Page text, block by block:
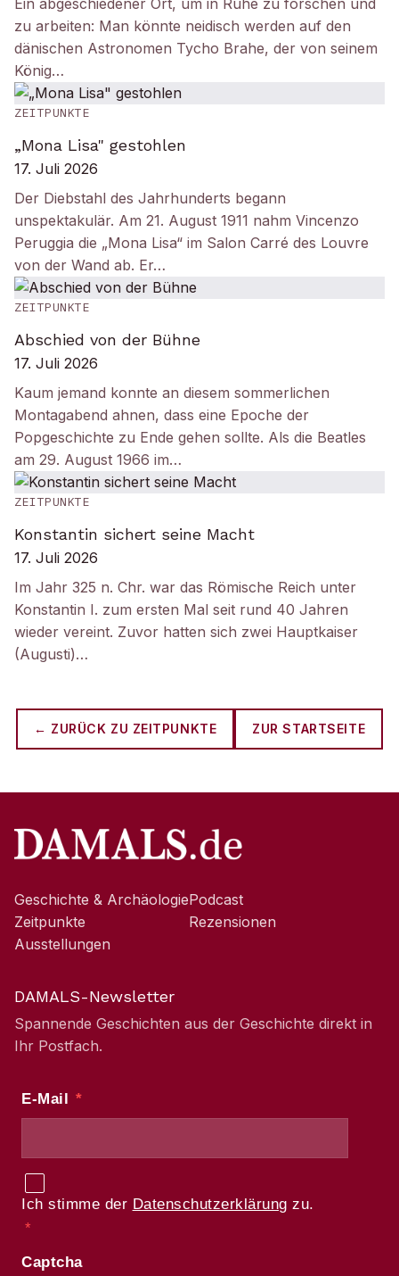
Ein abgeschiedener Ort, um in Ruhe zu forschen und
zu arbeiten: Man könnte neidisch werden auf den
dänischen Astronomen Tycho Brahe, der von seinem
König…
ZEITPUNKTE
„Mona Lisa" gestohlen
17. Juli 2026
Der Diebstahl des Jahrhunderts begann
unspektakulär. Am 21. August 1911 nahm Vincenzo
Peruggia die „Mona Lisa“ im Salon Carré des Louvre
von der Wand ab. Er…
ZEITPUNKTE
Abschied von der Bühne
17. Juli 2026
Kaum jemand konnte an diesem sommerlichen
Montagabend ahnen, dass eine Epoche der
Popgeschichte zu Ende gehen sollte. Als die Beatles
am 29. August 1966 im…
ZEITPUNKTE
Konstantin sichert seine Macht
17. Juli 2026
Im Jahr 325 n. Chr. war das Römische Reich unter
Konstantin I. zum ersten Mal seit rund 40 Jahren
wieder vereint. Zuvor hatten sich zwei Hauptkaiser
(Augusti)…
← ZURÜCK ZU ZEITPUNKTE ZUR STARTSEITE
Geschichte & Archäologie
Zeitpunkte
Ausstellungen
Podcast
Rezensionen
DAMALS-Newsletter
Spannende Geschichten aus der Geschichte direkt in
Ihr Postfach.